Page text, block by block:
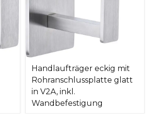
Handlaufträger eckig mit
Rohranschlussplatte glatt
in V2A, inkl.
Wandbefestigung